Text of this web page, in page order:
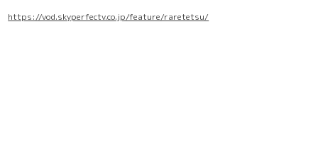
https://vod.skyperfectv.co.jp/feature/raretetsu/